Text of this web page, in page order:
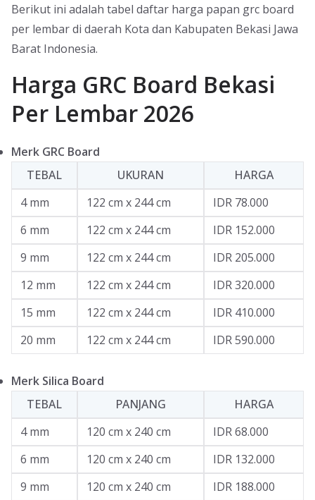
Berikut ini adalah tabel daftar harga papan grc board
per lembar di daerah Kota dan Kabupaten Bekasi Jawa
Barat Indonesia.
Harga GRC Board Bekasi
Per Lembar 2026
Merk GRC Board
TEBAL
UKURAN
HARGA
4 mm
122 cm x 244 cm
IDR 78.000
6 mm
122 cm x 244 cm
IDR 152.000
9 mm
122 cm x 244 cm
IDR 205.000
12 mm
122 cm x 244 cm
IDR 320.000
15 mm
122 cm x 244 cm
IDR 410.000
20 mm
122 cm x 244 cm IDR 590.000
Merk Silica Board
TEBAL
PANJANG
HARGA
4 mm
120 cm x 240 cm
IDR 68.000
6 mm
120 cm x 240 cm
IDR 132.000
9 mm
120 cm x 240 cm
IDR 188.000